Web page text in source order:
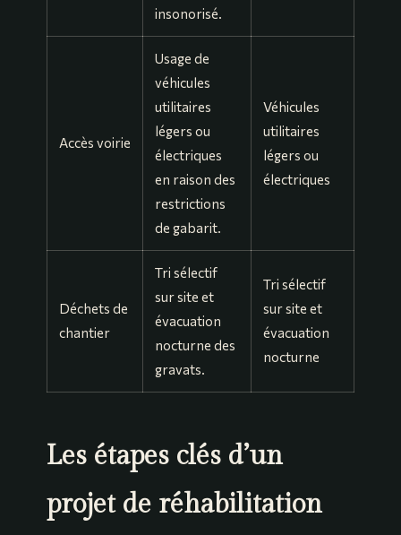
insonorisé.
Accès voirie
Usage de
véhicules
utilitaires
légers ou
électriques
en raison des
restrictions
de gabarit.
Véhicules
utilitaires
légers ou
électriques
Déchets de
chantier
Tri sélectif
sur site et
évacuation
nocturne des
gravats.
Tri sélectif
sur site et
évacuation
nocturne
Les étapes clés d’un
projet de réhabilitation